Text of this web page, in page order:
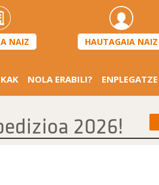
NAIZ HAUTAGAIA NAIZ
NOLA ERABILI?
2026!